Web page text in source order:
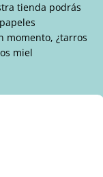
tienda podrás
momento, ¿tarros
miel